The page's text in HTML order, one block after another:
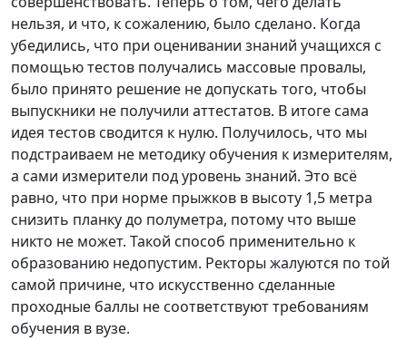
нельзя, и что, к сожалению, было сделано. Когда
убедились, что при оценивании знаний учащихся с
помощью тестов получались массовые провалы,
было принято решение не допускать того, чтобы
выпускники не получили аттестатов. В итоге сама
идея тестов сводится к нулю. Получилось, что мы
подстраиваем не методику обучения к измерителям,
а сами измерители под уровень знаний. Это всё
равно, что при норме прыжков в высоту 1,5 метра
снизить планку до полуметра, потому что выше
никто не может. Такой способ применительно к
образованию недопустим. Ректоры жалуются по той
самой причине, что искусственно сделанные
проходные баллы не соответствуют требованиям
обучения в вузе.